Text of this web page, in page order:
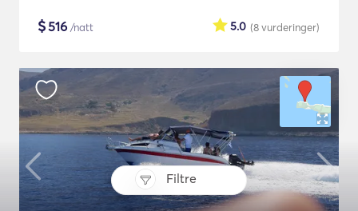
Filtre
$516 /natt (8vurderinger)
5.0